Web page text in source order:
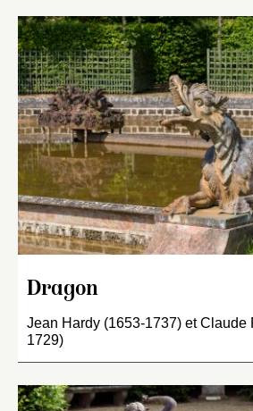
Dragon
Jean Hardy (1653-1737) et Claude
1729)